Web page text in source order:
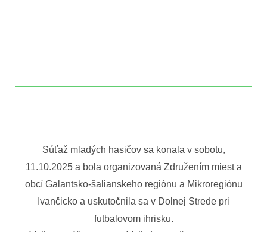
Súťaž mladých hasičov sa konala v sobotu,
11.10.2025 a bola organizovaná Združením miest a
obcí Galantsko-šalianskeho regiónu a Mikroregiónu
Ivančicko a uskutočnila sa v Dolnej Strede pri
futbalovom ihrisku.